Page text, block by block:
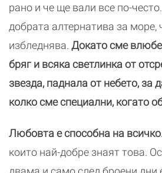
рано и че ще вали все по-
добрата алтернатива за море,
избледнява. Докато сме
бряг и всяка светлинка от
звезда, паднала от небето, за
колко сме специални, когато
Любовта е способна на
които най-добре знаят това.